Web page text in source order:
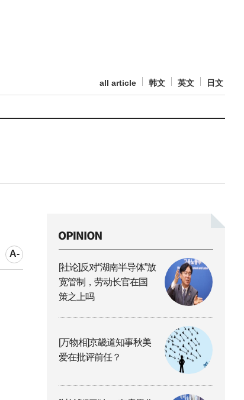
all article 韩文 英文 日文
A-
[社论]反对“湖南半导体”放
宽管制，劳动长官在国
策之上吗
[万物相]京畿道知事秋美
爱在批评前任？